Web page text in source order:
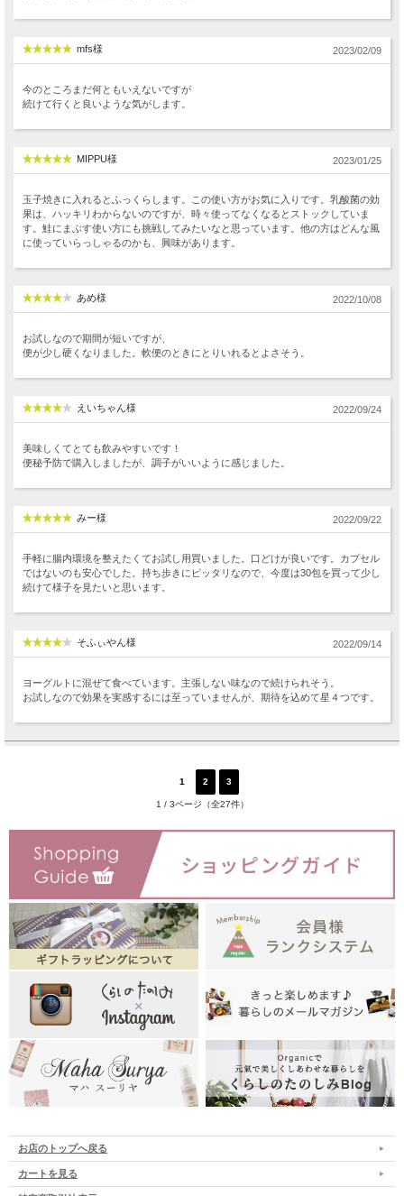
mfs様 2023/02/09
今のところまだ何ともいえないですが
続けて行くと良いような気がします。
MIPPU様 2023/01/25
玉子焼きに入れるとふっくらします。この使い方がお気に入りです。乳酸菌の効
果は、ハッキリわからないのですが、時々使ってなくなるとストックしていま
す。鮭にまぶす使い方にも挑戦してみたいなと思っています。他の方はどんな風
に使っていらっしゃるのかも、興味があります。
あめ様 2022/10/08
お試しなので期間が短いですが、
便が少し硬くなりました。軟便のときにとりいれるとよさそう。
えいちゃん様 2022/09/24
美味しくてとても飲みやすいです！
便秘予防で購入しましたが、調子がいいように感じました。
みー様 2022/09/22
手軽に腸内環境を整えたくてお試し用買いました。口どけが良いです。カプセル
ではないのも安心でした。持ち歩きにピッタリなので、今度は30包を買って少し
続けて様子を見たいと思います。
そふぃやん様 2022/09/14
ヨーグルトに混ぜて食べています。主張しない味なので続けられそう。
お試しなので効果を実感するには至っていませんが、期待を込めて星４つです。
1 2 3
1 / 3ページ（全27件）
お店のトップへ戻る
カートを見る